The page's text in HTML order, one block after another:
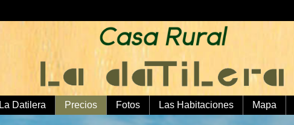
La Datilera Precios Fotos Las Habitaciones Mapa